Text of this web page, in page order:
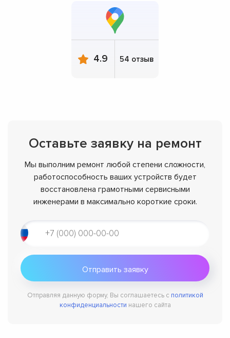
4.9 54 отзыв
Оставьте заявку на ремонт
Мы выполним ремонт любой степени сложности,
работоспособность ваших устройств будет
восстановлена грамотными сервисными
инженерами в максимально короткие сроки.
Отправляя данную форму, Вы соглашаетесь с политикой
конфиденциальности нашего сайта